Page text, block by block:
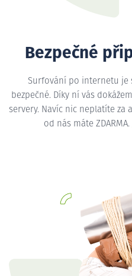
Bezpečné
Surfování po internetu je
bezpečné. Díky ní vás
servery. Navíc nic neplatíte za
od nás máte ZDARMA.